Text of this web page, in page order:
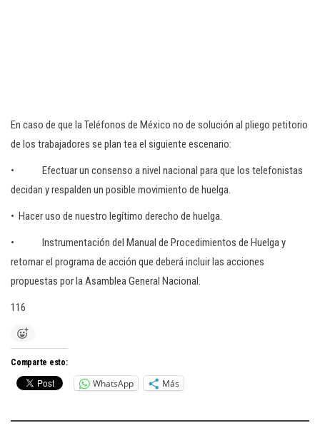
En caso de que la Teléfonos de México no de solución al pliego petitorio
de los trabajadores se plan tea el siguiente escenario:
• Efectuar un consenso a nivel nacional para que los telefonistas
decidan y respalden un posible movimiento de huelga.
• Hacer uso de nuestro legítimo derecho de huelga.
• Instrumentación del Manual de Procedimientos de Huelga y
retomar el programa de acción que deberá incluir las acciones
propuestas por la Asamblea General Nacional.
116
Comparte esto:
WhatsApp Más